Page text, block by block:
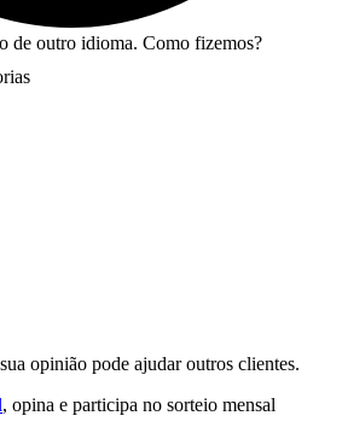
de outro idioma. Como fizemos?
opinião pode ajudar outros clientes.
, opina e participa no sorteio mensal